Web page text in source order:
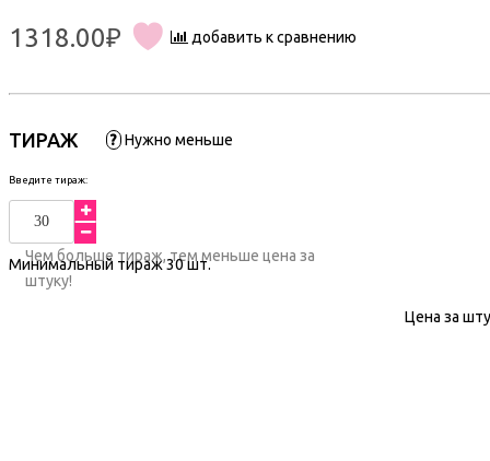
1318.00₽ добавить к сравнению
ТИРАЖ ? Нужно меньше
Введите тираж:
Чем больше тираж, тем меньше цена за
штуку!
Минимальный тираж30шт.
Цена за